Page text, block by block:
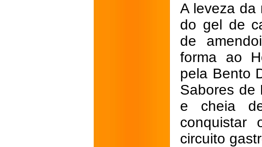
A leveza da
do gel de
de
forma ao
pela Bento
Sabores de
e cheia
conquistar
circuito